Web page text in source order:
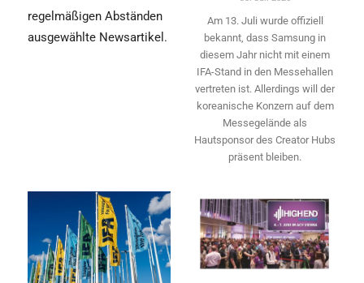
regelmäßigen Abständen
ausgewählte Newsartikel.
Am 13. Juli wurde offiziell
bekannt, dass Samsung in
diesem Jahr nicht mit einem
IFA-Stand in den Messehallen
vertreten ist. Allerdings will ­der
koreanische Konzern auf dem
Messegelände als
Hautsponsor des Creator Hubs
präsent bleiben.